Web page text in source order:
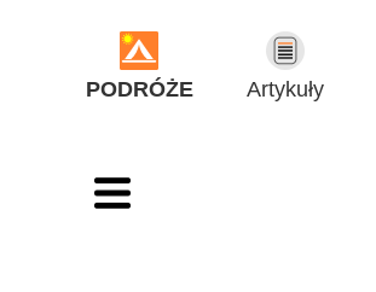
PODRÓŻE Artykuły